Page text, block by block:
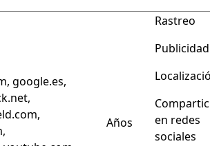
google.es,
Años
Rastreo
Publicidad
en redes
sociales